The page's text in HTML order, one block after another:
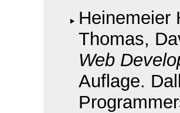
Heinemeier
Thomas,
Web
Auflage.